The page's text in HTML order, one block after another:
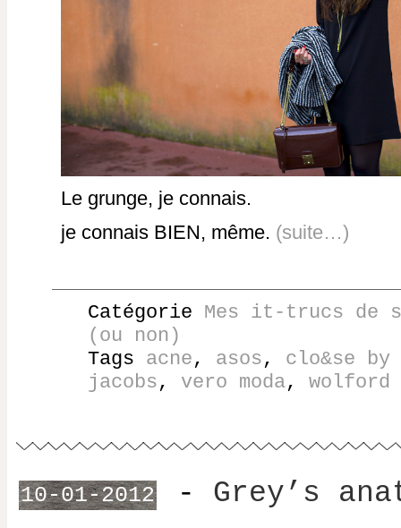
Le grunge, je connais.
je connais BIEN, même. (suite…)
Catégorie Mes it-trucs de
(ou non)
Tags acne, asos, clo&se by
jacobs, vero moda, wolford
10-01-2012 - Grey’s